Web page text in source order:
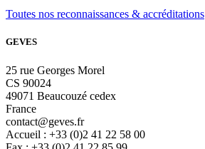
Toutes nos reconnaissances & accréditations
GEVES
25 rue Georges Morel
CS 90024
49071 Beaucouzé cedex
France
contact@geves.fr
Accueil : +33 (0)2 41 22 58 00